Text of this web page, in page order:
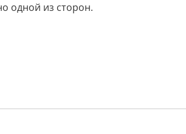
одной из сторон.